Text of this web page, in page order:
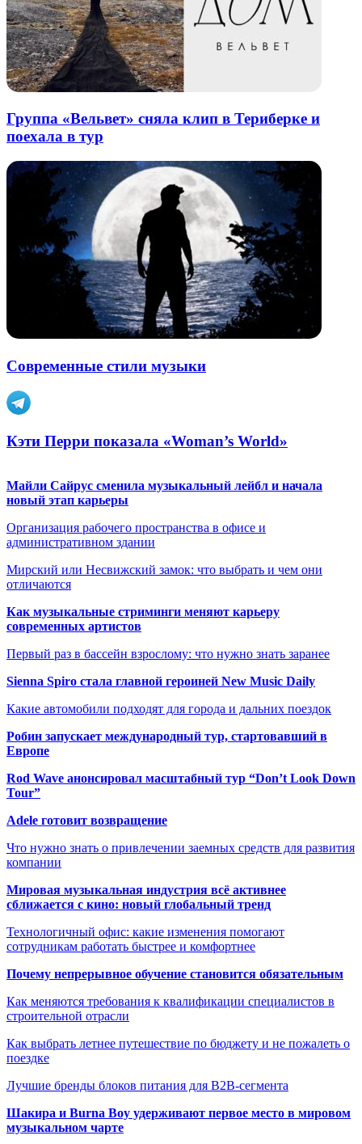
Группа «Вельвет» сняла клип в Териберке и
поехала в тур
Современные стили музыки
Кэти Перри показала «Woman’s World»
Майли Сайрус сменила музыкальный лейбл и начала
новый этап карьеры
Организация рабочего пространства в офисе и
административном здании
Мирский или Несвижский замок: что выбрать и чем они
отличаются
Как музыкальные стриминги меняют карьеру
современных артистов
Первый раз в бассейн взрослому: что нужно знать заранее
Sienna Spiro стала главной героиней New Music Daily
Какие автомобили подходят для города и дальних поездок
Робин запускает международный тур, стартовавший в
Европе
Rod Wave анонсировал масштабный тур “Don’t Look Down
Tour”
Adele готовит возвращение
Что нужно знать о привлечении заемных средств для развития
компании
Мировая музыкальная индустрия всё активнее
сближается с кино: новый глобальный тренд
Технологичный офис: какие изменения помогают
сотрудникам работать быстрее и комфортнее
Почему непрерывное обучение становится обязательным
Как меняются требования к квалификации специалистов в
строительной отрасли
Как выбрать летнее путешествие по бюджету и не пожалеть о
поездке
Лучшие бренды блоков питания для B2B-сегмента
Шакира и Burna Boy удерживают первое место в мировом
музыкальном чарте